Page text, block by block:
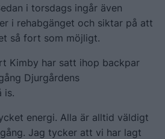
i torsdags ingår även
i rehabgänget och siktar på att
så fort som möjligt.
Kimby har satt ihop backpar
Djurgårdens
is.
energi. Alla är alltid väldigt
Jag tycker att vi har lagt